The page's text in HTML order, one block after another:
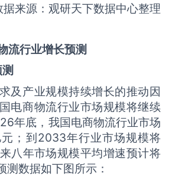
据来源：观研天下数据中心整理
流行业增长预测
及产业规模持续增长的推动因
电商物流行业市场规模将继续
年底，我国电商物流行业市场
；到2033年行业市场规模将
八年市场规模平均增速预计将
数据如下图所示：